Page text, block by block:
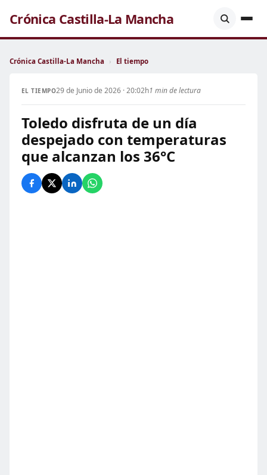
Crónica Castilla-La Mancha
Crónica Castilla-La Mancha › El tiempo
EL TIEMPO29 de Junio de 2026 · 20:02h1 min de lectura
Toledo disfruta de un día
despejado con temperaturas
que alcanzan los 36°C